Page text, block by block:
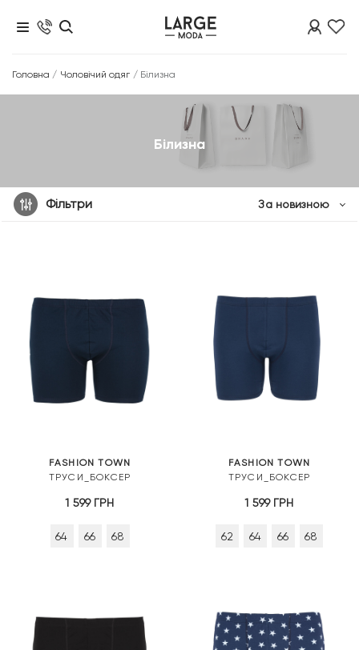
Головна / Чоловічий одяг / Білизна
Білизна
Фільтри За новизною
FASHION TOWN
ТРУСИ_БОКСЕР
1 599 ГРН
64 66 68
FASHION TOWN
ТРУСИ_БОКСЕР
1 599 ГРН
62 64 66 68